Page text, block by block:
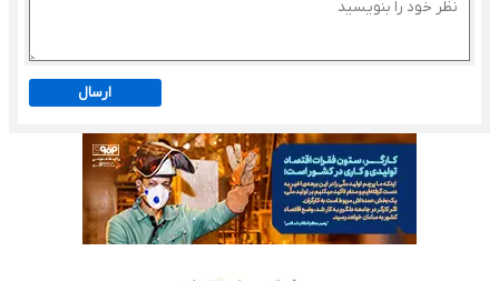
ارسال